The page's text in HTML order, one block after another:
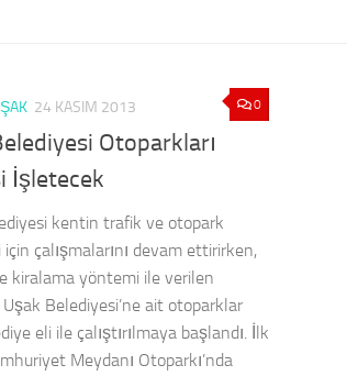
0
24 KASIM 2013
Otoparkları
İşletecek
kentin trafik ve otopark
için çalışmalarını devam ettirirken,
kiralama yöntemi ile verilen
Belediyesi’ne ait otoparklar
eli ile çalıştırılmaya başlandı. İlk
Meydanı Otoparkı’nda